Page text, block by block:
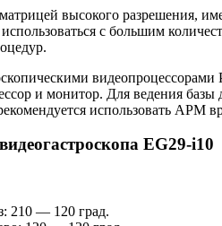
высокого разрешения,
с большим
и монитор. Для ведения
использовать АРМ
EG29-i10
210 ― 120 град.